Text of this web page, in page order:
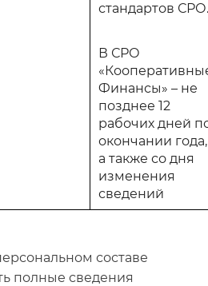
стандартов СРО.
В СРО
Финансы» – не
позднее 12
рабочих дней
окончании года,
а также со дня
изменения
сведений
составе
полные сведения